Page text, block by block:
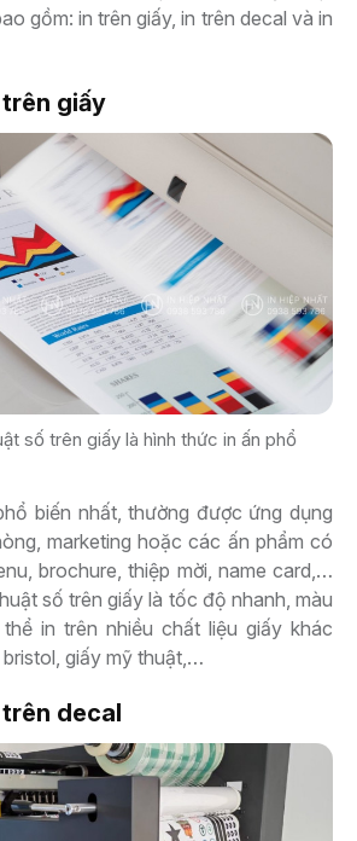
gồm: in trên giấy, in trên decal và in
giấy
số trên giấy là hình thức in ấn phổ
biến nhất, thường được ứng dụng
marketing hoặc các ấn phẩm có
brochure, thiệp mời, name card,…
số trên giấy là tốc độ nhanh, màu
in trên nhiều chất liệu giấy khác
giấy mỹ thuật,…
decal